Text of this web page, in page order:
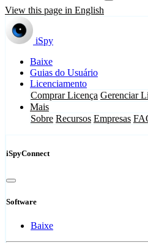
View this page in English
iSpy
Baixe
Guias do Usuário
Licenciamento
Comprar Licença Gerenciar
Mais
Sobre Recursos Empresas
iSpyConnect
Software
Baixe